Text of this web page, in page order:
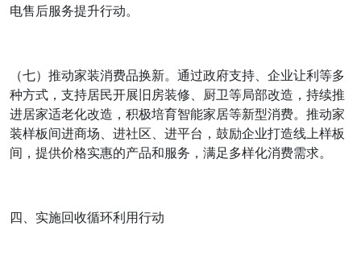
电售后服务提升行动。
（七）推动家装消费品换新。通过政府支持、企业让利等多
种方式，支持居民开展旧房装修、厨卫等局部改造，持续推
进居家适老化改造，积极培育智能家居等新型消费。推动家
装样板间进商场、进社区、进平台，鼓励企业打造线上样板
间，提供价格实惠的产品和服务，满足多样化消费需求。
四、实施回收循环利用行动